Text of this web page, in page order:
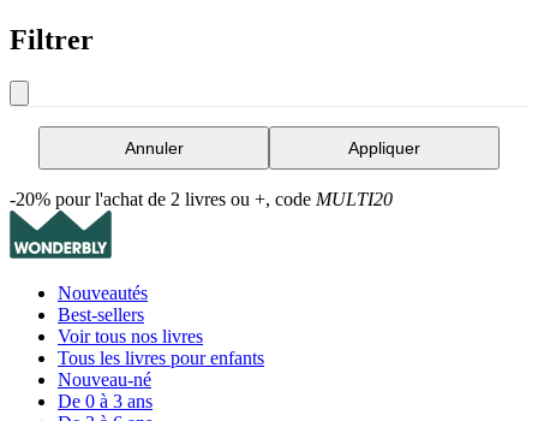
Filtrer
Annuler Appliquer
-20% pour l'achat de 2 livres ou +, code MULTI20
Nouveautés
Best-sellers
Voir tous nos livres
Tous les livres pour enfants
Nouveau-né
De 0 à 3 ans